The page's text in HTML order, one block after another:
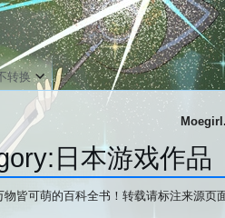
: 日本游戏作品
物皆可萌的百科全书！转载请标注来源页
转换